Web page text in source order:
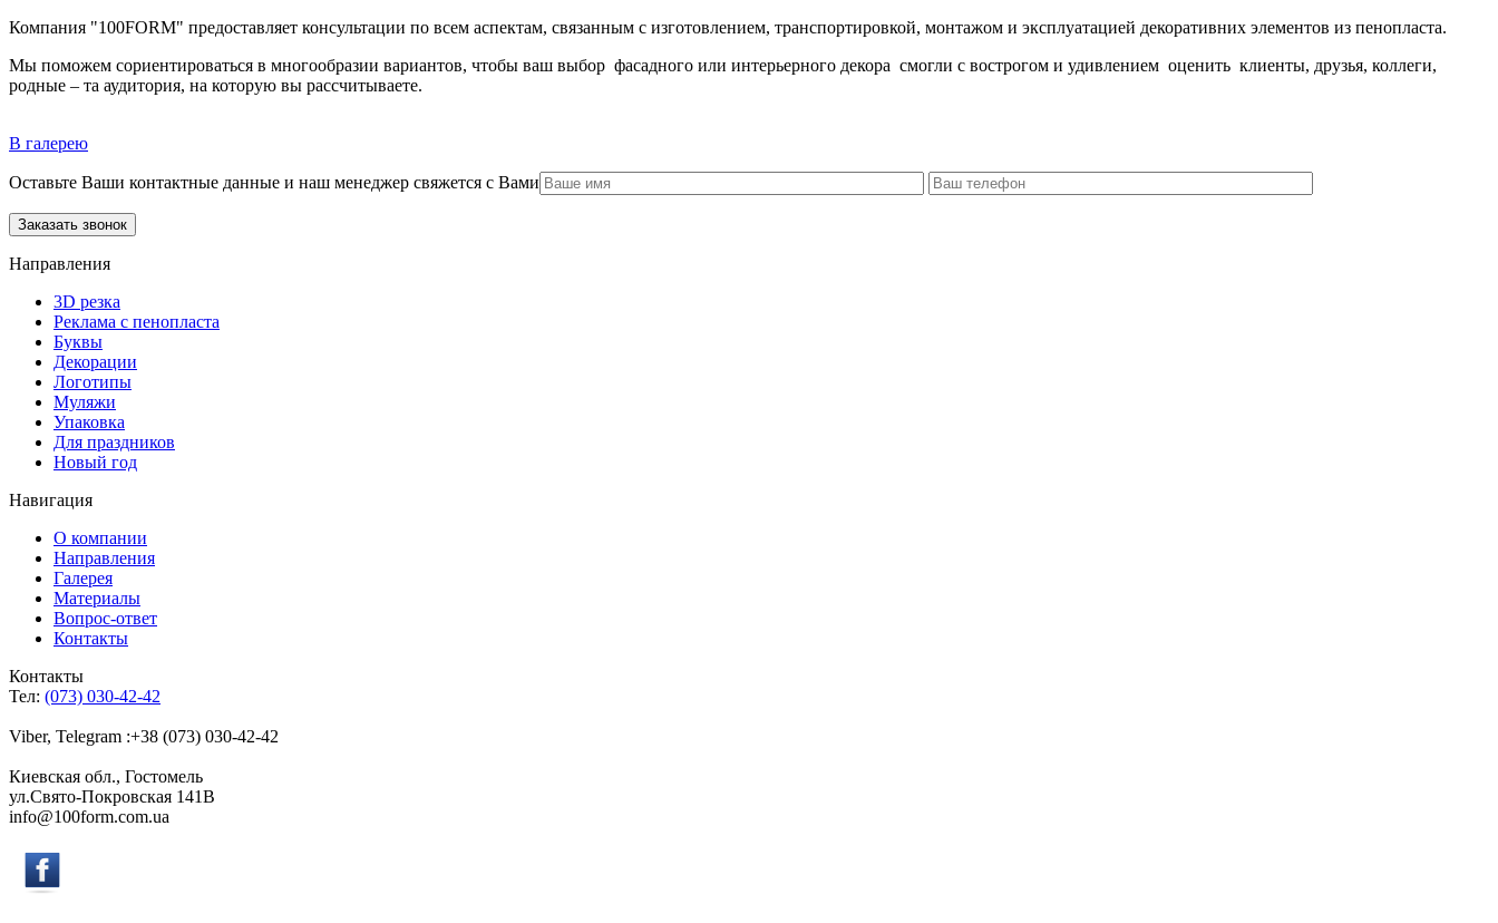
Компания "100FORM" предоставляет консультации по всем аспектам, связанным с изготовлением, транспортировкой, монтажом и эксплуатацией декоративних элементов из пенопласта.
Мы поможем сориентироваться в многообразии вариантов, чтобы ваш выбор фасадного или интерьерного декора смогли с вострогом и удивлением оценить клиенты, друзья, коллеги,
родные – та аудитория, на которую вы рассчитываете.
В галерею
Оставьте Ваши контактные данные и наш менеджер свяжется с Вами
Направления
3D резка
Реклама с пенопласта
Буквы
Декорации
Логотипы
Муляжи
Упаковка
Для праздников
Новый год
Навигация
О компании
Направления
Галерея
Материалы
Вопрос-ответ
Контакты
Контакты
Тел: (073) 030-42-42
Viber, Telegram :+38 (073) 030-42-42
Киевская обл., Гостомель
ул.Свято-Покровская 141B
info@100form.com.ua